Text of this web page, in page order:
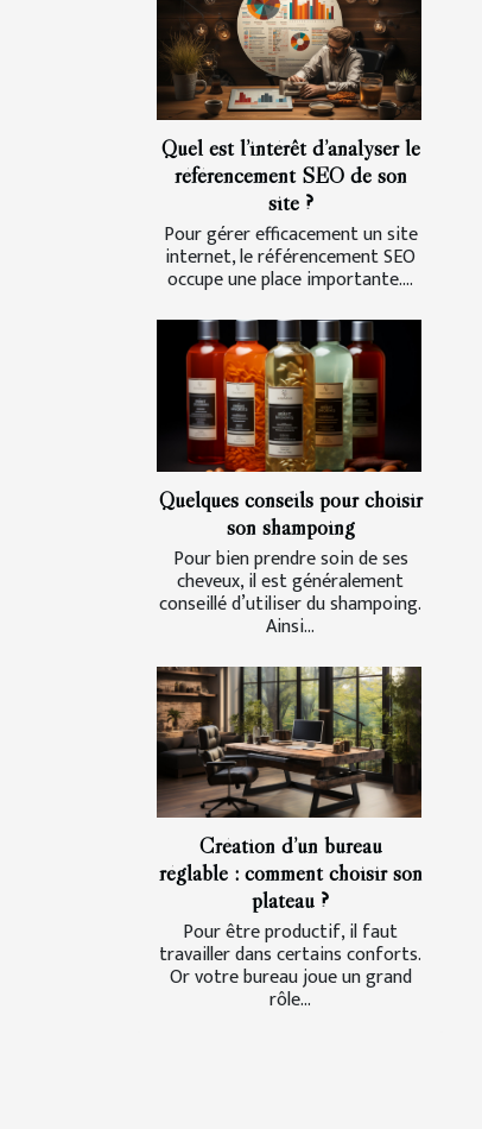
Quel est l’intérêt d’analyser le
référencement SEO de son
site ?
Pour gérer efficacement un site
internet, le référencement SEO
occupe une place importante....
Quelques conseils pour choisir
son shampoing
Pour bien prendre soin de ses
cheveux, il est généralement
conseillé d’utiliser du shampoing.
Ainsi...
Création d’un bureau
réglable : comment choisir son
plateau ?
Pour être productif, il faut
travailler dans certains conforts.
Or votre bureau joue un grand
rôle...